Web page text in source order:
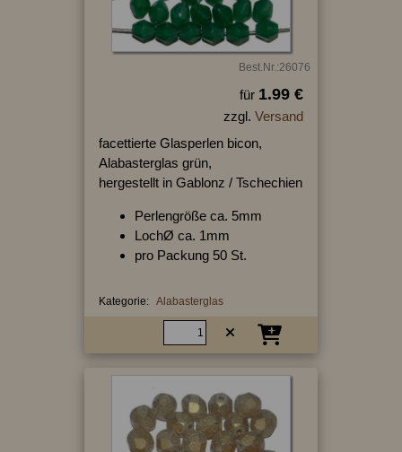
Best.Nr.:26076
für 1.99 €
zzgl. Versand
facettierte Glasperlen bicon,
Alabasterglas grün,
hergestellt in Gablonz / Tschechien
Perlengröße ca. 5mm
LochØ ca. 1mm
pro Packung 50 St.
Kategorie: Alabasterglas